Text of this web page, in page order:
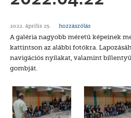
2022. április 25. hozzászólás
A galéria nagyobb méretű képeinek
kattintson az alábbi fotókra.
navigációs nyilakat, valamint
gombját.